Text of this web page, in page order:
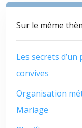
Sur le même
Les secrets
convives
Organisation
Mariage